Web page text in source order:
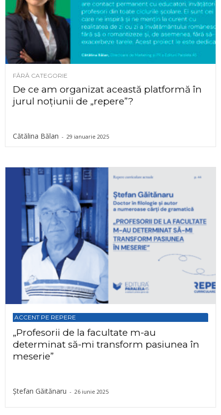
FĂRĂ CATEGORIE
De ce am organizat această platformă în
jurul noțiunii de „repere”?
Cătălina Bălan - 29 ianuarie 2025
ACCENT PE REPERE
„Profesorii de la facultate m-au
determinat să-mi transform pasiunea în
meserie”
Ștefan Găitănaru - 26 iunie 2025